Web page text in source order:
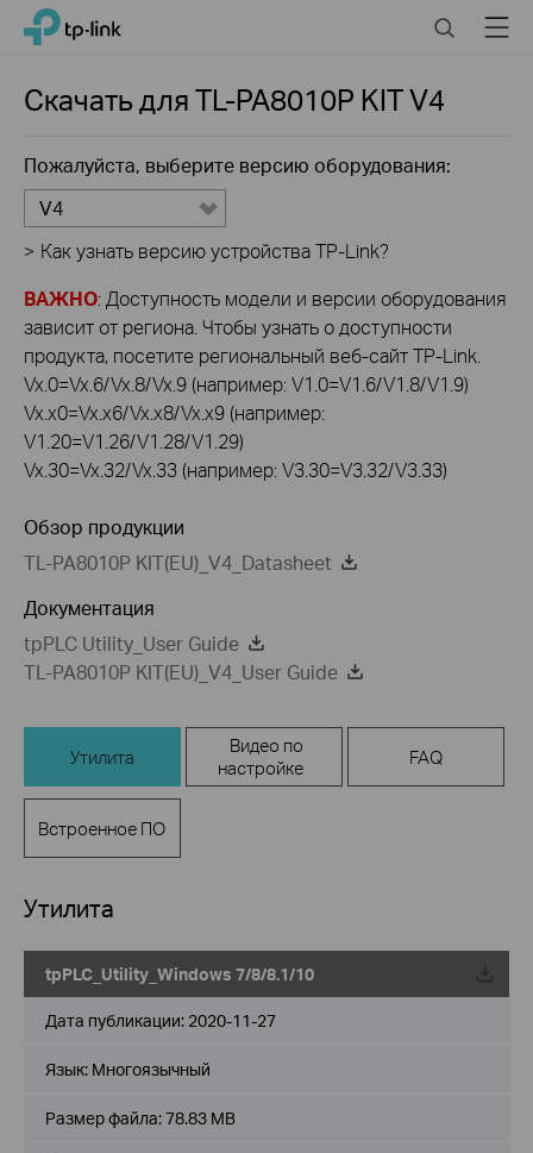
Click
navigation
TP-Link, Reliably Smart SearchMenu
Скачать дляTL-PA8010P KITV4
Пожалуйста, выберите версию оборудования:
V4
> Как узнать версию устройства TP-Link?
ВАЖНО: Доступность модели и версии оборудования
зависит от региона. Чтобы узнать о доступности
продукта, посетите региональный веб-сайт TP-Link.
Vx.0=Vx.6/Vx.8/Vx.9 (например: V1.0=V1.6/V1.8/V1.9)
Vx.x0=Vx.x6/Vx.x8/Vx.x9 (например:
V1.20=V1.26/V1.28/V1.29)
Vx.30=Vx.32/Vx.33 (например: V3.30=V3.32/V3.33)
Обзор продукции
TL-PA8010P KIT(EU)_V4_Datasheet
Документация
tpPLC Utility_User Guide
TL-PA8010P KIT(EU)_V4_User Guide
Утилита
Видео по
настройке
FAQ
Встроенное ПО
Утилита
tpPLC_Utility_Windows 7/8/8.1/10
Дата публикации: 2020-11-27
Язык: Многоязычный
Размер файла:78.83 MB